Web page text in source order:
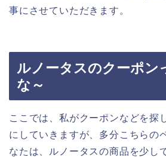
事にさせていただきます。
ルノータスのクーポン
な～
ここでは、私がクーポンなどを探
にしていきますが、多分こちらの
なたは、ルノータスの商品を少し